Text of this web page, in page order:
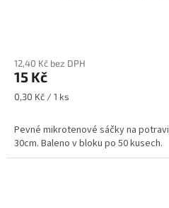
12,40 Kč bez DPH
15 Kč
Měrná
0,30 Kč / 1 ks
Pevné mikrotenové sáčky na
30cm. Baleno v bloku po 50 kusech.